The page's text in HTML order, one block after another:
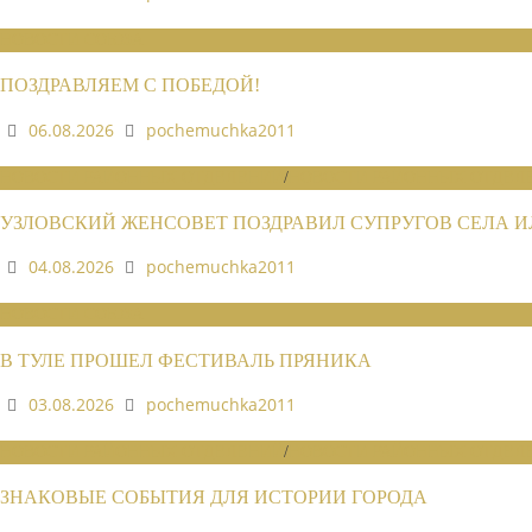
ПОЗДРАВЛЯЕМ С ПОБЕДОЙ!
06.08.2026
pochemuchka2011
/
УЗЛОВСКИЙ ЖЕНСОВЕТ ПОЗДРАВИЛ СУПРУГОВ СЕЛА
04.08.2026
pochemuchka2011
В ТУЛЕ ПРОШЕЛ ФЕСТИВАЛЬ ПРЯНИКА
03.08.2026
pochemuchka2011
/
ЗНАКОВЫЕ СОБЫТИЯ ДЛЯ ИСТОРИИ ГОРОДА